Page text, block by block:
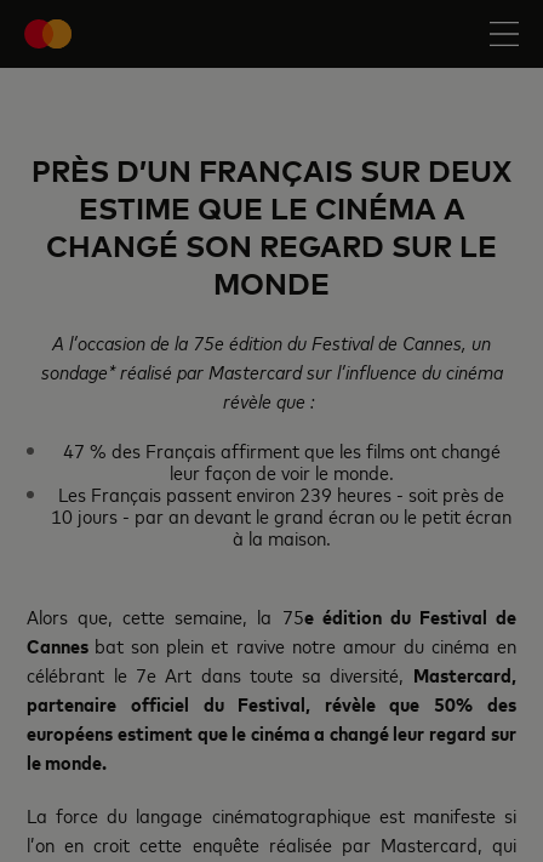
PRÈS D’UN FRANÇAIS SUR DEUX
ESTIME QUE LE CINÉMA A
CHANGÉ SON REGARD SUR LE
MONDE
A l’occasion de la 75e édition du Festival de Cannes, un
sondage* réalisé par Mastercard sur l’influence du cinéma
révèle que :
47 % des Français affirment que les films ont changé
leur façon de voir le monde.
Les Français passent environ 239 heures - soit près de
10 jours - par an devant le grand écran ou le petit écran
à la maison.
Alors que, cette semaine, la 75eédition du Festival de
Cannes bat son plein et ravive notre amour du cinéma en
célébrant le 7e Art dans toute sa diversité, Mastercard,
partenaire officiel du Festival, révèle que 50% des
européens estiment que le cinéma a changé leur regard sur
le monde.
La force du langage cinématographique est manifeste si
l’on en croit cette enquête réalisée par Mastercard, qui